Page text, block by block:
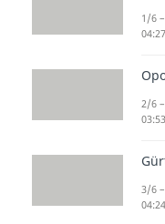
oder
größte
auf
1/6
04:27
2/6
03:53
3/6
04:24